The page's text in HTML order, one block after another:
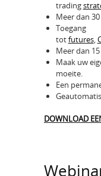
trading
Meer dan
Toegang
totfutures,
Meer dan 15
Maak uw
moeite.
Een
DOWNLOAD